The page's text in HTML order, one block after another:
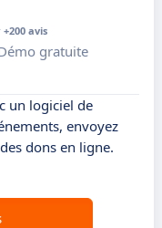
+200 avis
gratuite
un logiciel de
envoyez
dons en ligne.